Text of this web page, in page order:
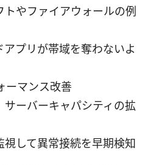
トやファイアウォールの例
アプリが帯域を奪わないよ
ーマンス改善
サーバーキャパシティの拡
視して異常接続を早期検知